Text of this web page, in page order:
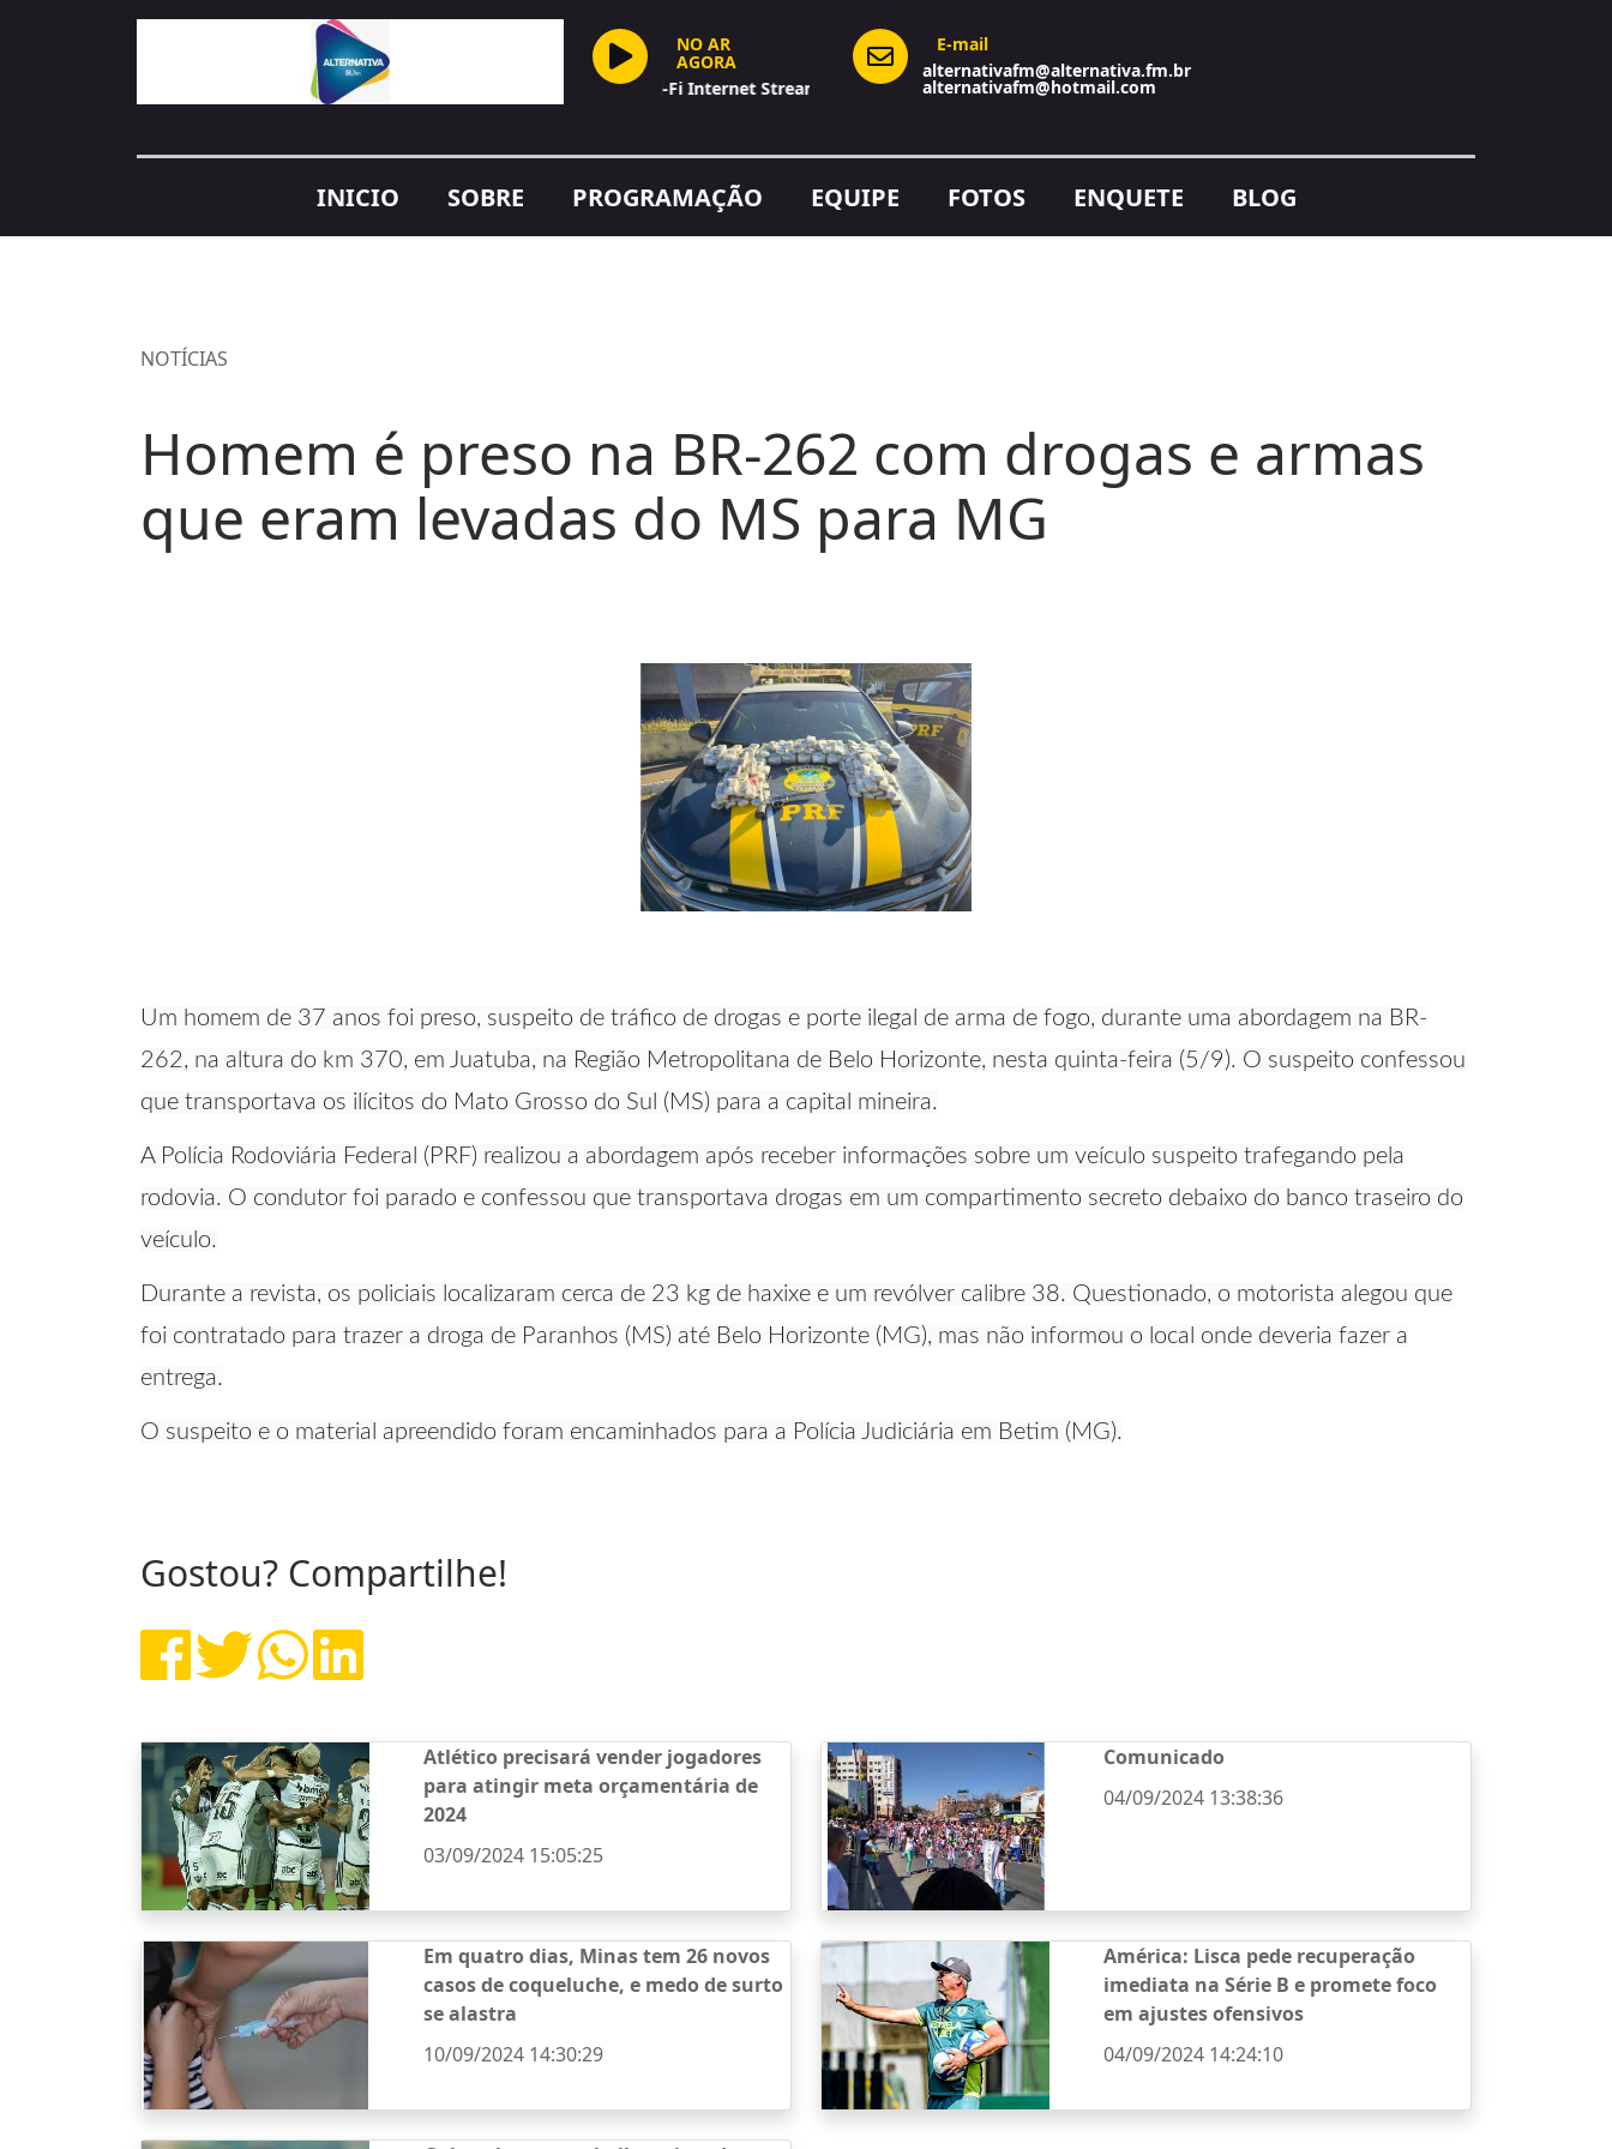
NO AR
AGORA
Hi-Fi Internet Stream
E-mail
alternativafm@alternativa.fm.br
alternativafm@hotmail.com
INICIO SOBRE PROGRAMAÇÃO EQUIPE FOTOS ENQUETE BLOG
NOTÍCIAS
Homem é preso na BR-262 com drogas e armas
que eram levadas do MS para MG
Um homem de 37 anos foi preso, suspeito de tráfico de drogas e porte ilegal de arma de fogo, durante uma abordagem na BR-
262, na altura do km 370, em Juatuba, na Região Metropolitana de Belo Horizonte, nesta quinta-feira (5/9). O suspeito confessou
que transportava os ilícitos do Mato Grosso do Sul (MS) para a capital mineira.
A Polícia Rodoviária Federal (PRF) realizou a abordagem após receber informações sobre um veículo suspeito trafegando pela
rodovia. O condutor foi parado e confessou que transportava drogas em um compartimento secreto debaixo do banco traseiro do
veículo.
Durante a revista, os policiais localizaram cerca de 23 kg de haxixe e um revólver calibre 38. Questionado, o motorista alegou que
foi contratado para trazer a droga de Paranhos (MS) até Belo Horizonte (MG), mas não informou o local onde deveria fazer a
entrega.
O suspeito e o material apreendido foram encaminhados para a Polícia Judiciária em Betim (MG).
Gostou? Compartilhe!
Atlético precisará vender jogadores
para atingir meta orçamentária de
2024
03/09/2024 15:05:25
Comunicado
04/09/2024 13:38:36
Em quatro dias, Minas tem 26 novos
casos de coqueluche, e medo de surto
se alastra
10/09/2024 14:30:29
América: Lisca pede recuperação
imediata na Série B e promete foco
em ajustes ofensivos
04/09/2024 14:24:10